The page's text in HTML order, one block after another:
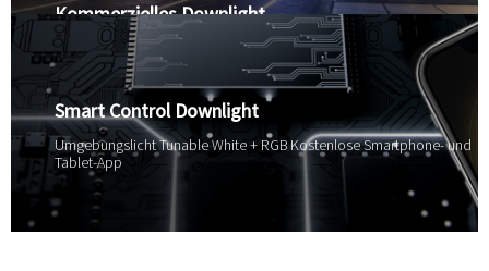
Kommerzielles Downlight
Hochleistungsreflektor. Blendfreie Blende. Energieeffizient und
nahezu wartungsfrei
Smart Control Downlight
Umgebungslicht Tunable White + RGB Kostenlose Smartphone- und
Tablet-App